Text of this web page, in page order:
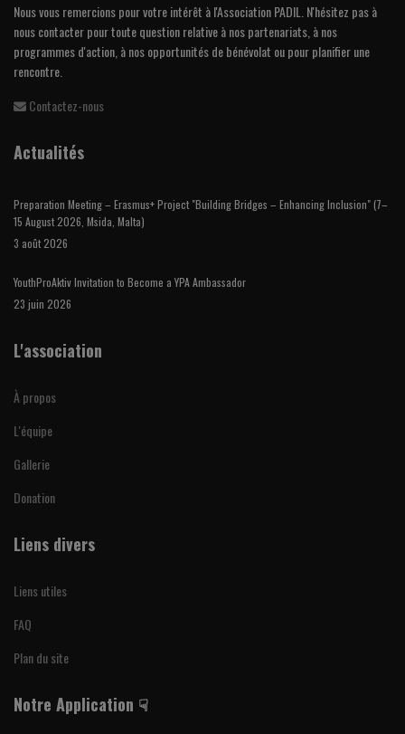
Nous vous remercions pour votre intérêt à l'Association PADIL. N'hésitez pas à
nous contacter pour toute question relative à nos partenariats, à nos
programmes d'action, à nos opportunités de bénévolat ou pour planifier une
rencontre.
Contactez-nous
Actualités
Preparation Meeting – Erasmus+ Project "Building Bridges – Enhancing Inclusion" (7–
15 August 2026, Msida, Malta)
3 août 2026
YouthProAktiv Invitation to Become a YPA Ambassador
23 juin 2026
L'association
À propos
L'équipe
Gallerie
Donation
Liens divers
Liens utiles
FAQ
Plan du site
Notre Application ☟